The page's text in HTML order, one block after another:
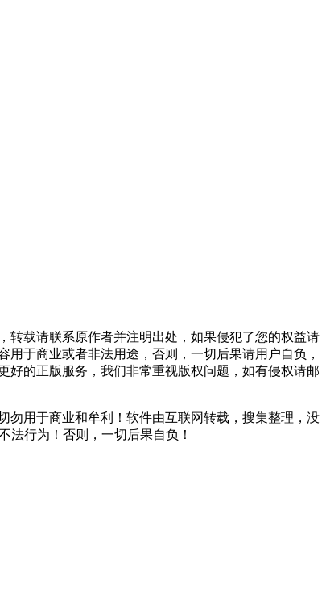
转载请联系原作者并注明出处，如果侵犯了您的权益请
于商业或者非法用途，否则，一切后果请用户自负，
好的正版服务，我们非常重视版权问题，如有侵权请邮
勿用于商业和牟利！软件由互联网转载，搜集整理，没
法行为！否则，一切后果自负！